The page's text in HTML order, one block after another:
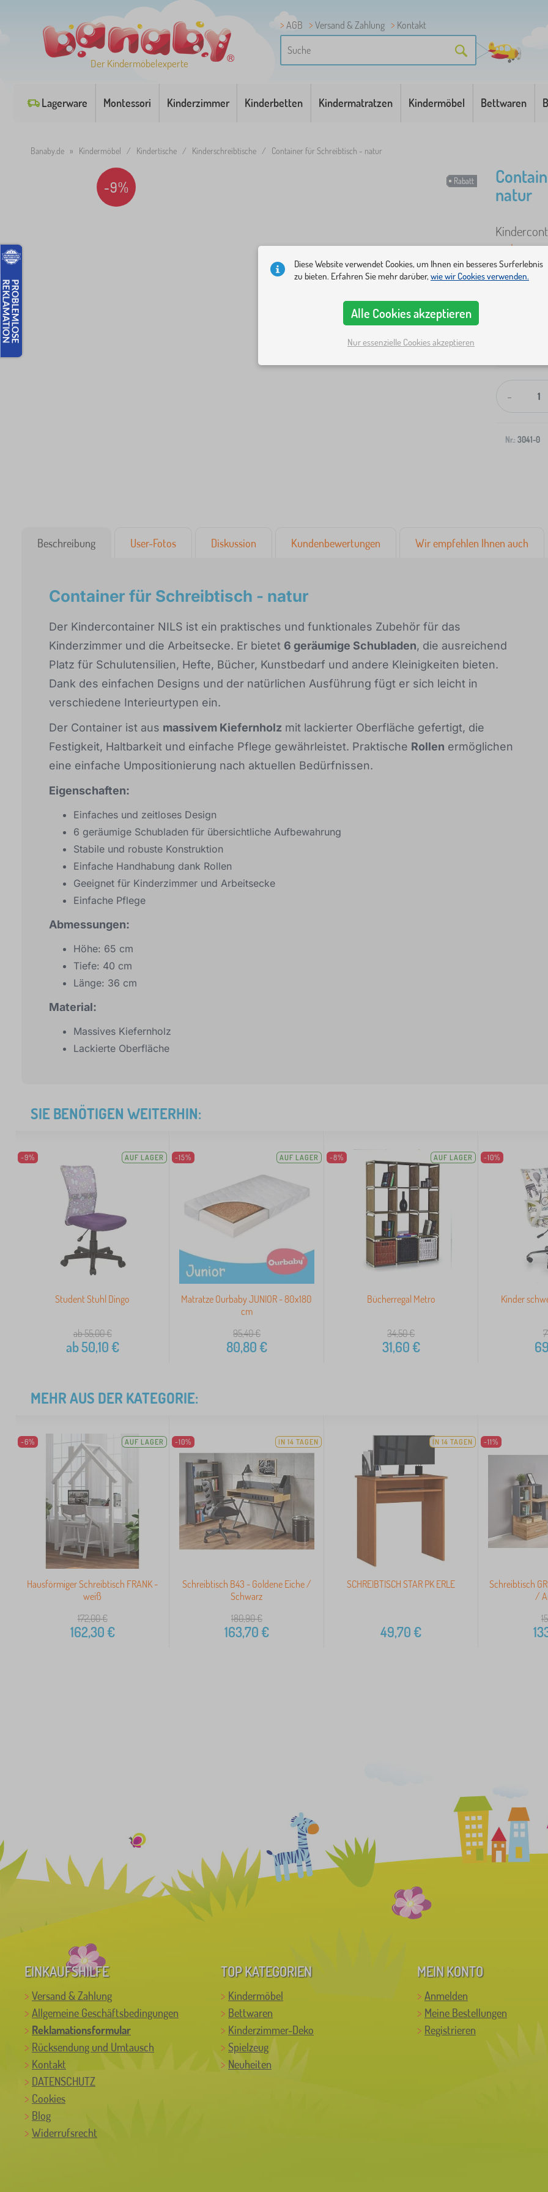
Der Kindermöbelexperte
AGB Versand & Zahlung
Kontakt
Lagerware Montessori Kinderzimmer Kinderbetten Kindermatratzen Kindermöbel Bettwaren
Banaby.de » Kindermöbel / Kindertische / Kinderschreibtische / Container für Schreibtisch - natur
Rabatt
-9%
natur
mehr
Versand an
-
Nr.: 3041-0
Beschreibung User-Fotos Diskussion Kundenbewertungen Wir empfehlen Ihnen auch
Container für Schreibtisch - natur
Der Kindercontainer NILS ist ein praktisches und funktionales Zubehör für das
Kinderzimmer und die Arbeitsecke. Er bietet 6 geräumige Schubladen, die ausreichend
Platz für Schulutensilien, Hefte, Bücher, Kunstbedarf und andere Kleinigkeiten bieten.
Dank des einfachen Designs und der natürlichen Ausführung fügt er sich leicht in
verschiedene Interieurtypen ein.
Der Container ist aus massivem Kiefernholz mit lackierter Oberfläche gefertigt, die
Festigkeit, Haltbarkeit und einfache Pflege gewährleistet. Praktische Rollen ermöglichen
eine einfache Umpositionierung nach aktuellen Bedürfnissen.
Eigenschaften:
Einfaches und zeitloses Design
6 geräumige Schubladen für übersichtliche Aufbewahrung
Stabile und robuste Konstruktion
Einfache Handhabung dank Rollen
Geeignet für Kinderzimmer und Arbeitsecke
Einfache Pflege
Abmessungen:
Höhe: 65 cm
Tiefe: 40 cm
Länge: 36 cm
Material:
Massives Kiefernholz
Lackierte Oberfläche
SIE BENÖTIGEN WEITERHIN:
-9% AUF LAGER
Student Stuhl Dingo
ab 55,00€
ab50,10€
-15% AUF LAGER
Matratze Ourbaby JUNIOR - 80x180
cm
95,40€
80,80€
-8% AUF LAGER
Bücherregal Metro
34,50€
31,60€
-10%
Kinder
MEHR AUS DER KATEGORIE:
-6% AUF LAGER
Hausförmiger Schreibtisch FRANK -
weiß
172,00€
162,30€
-10% IN 14 TAGEN
Schreibtisch B43 - Goldene Eiche /
Schwarz
180,90€
163,70€
IN 14 TAGEN
SCHREIBTISCH STAR PK ERLE
49,70€
-11%
Schreibtisch
/
EINKAUFSHILFE
Versand & Zahlung
Allgemeine Geschäftsbedingungen
Reklamationsformular
Rücksendung und Umtausch
Kontakt
DATENSCHUTZ
Cookies
Blog
Widerrufsrecht
TOP KATEGORIEN
Kindermöbel
Bettwaren
Kinderzimmer-Deko
Spielzeug
Neuheiten
MEIN KONTO
Anmelden
Meine Bestellungen
Registrieren
Diese Website verwendet Cookies, um Ihnen ein besseres Surferlebnis
zu bieten. Erfahren Sie mehr darüber, wie wir Cookies verwenden.
Alle Cookies akzeptieren
Nur essenzielle Cookies akzeptieren